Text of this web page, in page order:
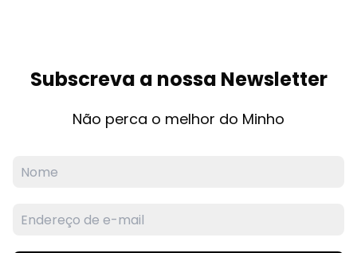
Subscreva a nossa Newsletter
Não perca o melhor do Minho